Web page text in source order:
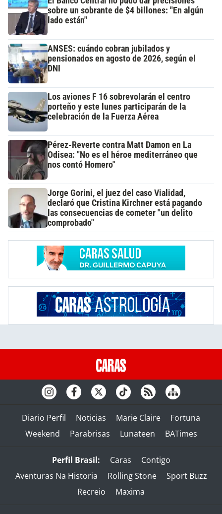
sobre un sobrante de $4 billones: "En algún
lado están"
ANSES: cuándo cobran jubilados y
pensionados en agosto de 2026, según el
DNI
Los aviones F 16 sobrevolarán el centro
porteño y este lunes participarán de la
celebración de la Fuerza Aérea
Pérez-Reverte contra Matt Damon en La
Odisea: "No es el héroe mediterráneo que
nos contó Homero"
Jorge Gorini, el juez del caso Vialidad,
declaró que Cristina Kirchner está pagando
las consecuencias de cometer "un delito
comprobado"
Diario Perfil Noticias Marie Claire
Fortuna
Weekend
Parabrisas Lunateen BATimes
Perfil Brasil: Caras
Contigo
Aventuras Na Historia
Rolling Stone
Sport Buzz
Recreio
Maxima